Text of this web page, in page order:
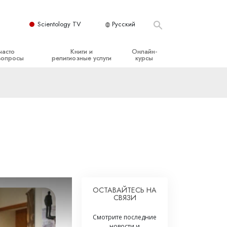
Scientology TV Русский
принципы
Книги и
религиозные услуги
Онлайн-
курсы
Супружество
Шкала эмоциональных тонов
ОСТАВАЙТЕСЬ НА
СВЯЗИ
Смотрите последние